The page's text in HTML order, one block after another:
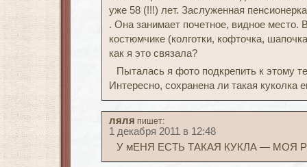
уже 58 (!!!) лет. Заслуженная
. Она занимает почетное, видное место.
костюмчике (колготки, кофточка,
как я это связала?
Пыталась я фото подкрепить к этому
Интересно, сохранена ли такая куколка
ляля пишет:
1 декабря 2011 в 12:48
У мЕНЯ ЕСТЬ ТАКАЯ КУКЛА — МОЯ